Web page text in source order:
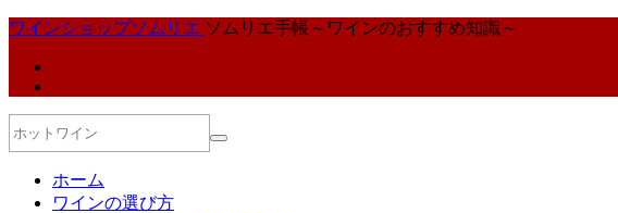
ワインショップソムリエ ソムリエ手帳～ワインのおすすめ知識～
ホーム
ワインの選び方